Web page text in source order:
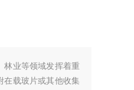
林业等领域发挥着重
在载玻片或其他收集